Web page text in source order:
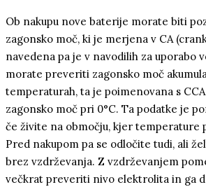
Ob nakupu nove baterije morate biti
zagonsko moč, ki je merjena v CA
navedena pa je v navodilih za uporabo
morate preveriti zagonsko moč
temperaturah, ta je poimenovana s
zagonsko moč pri 0°C. Ta podatke je
če živite na območju, kjer temperature
Pred nakupom pa se odločite tudi, ali
brez vzdrževanja. Z vzdrževanjem
večkrat preveriti nivo elektrolita in ga